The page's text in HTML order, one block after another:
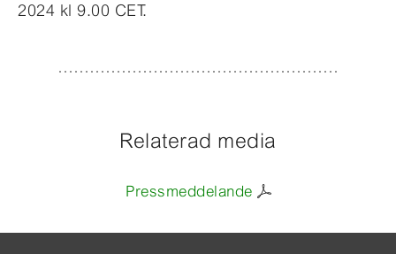
2024 kl 9.00 CET.
Relaterad media
Pressmeddelande